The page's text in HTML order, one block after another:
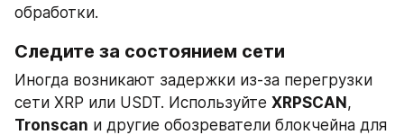
обработки.
Следите за состоянием сети
Иногда возникают задержки из-за перегрузки
сети XRP или USDT. Используйте XRPSCAN
Tronscan и другие обозреватели блокчейна для